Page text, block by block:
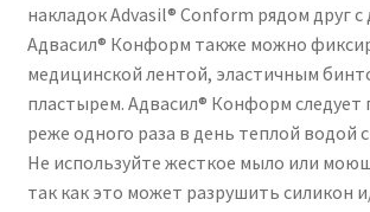
накладок Advasil® Conform рядом друг с
Адвасил® Конформ также можно
медицинской лентой, эластичным
пластырем. Адвасил® Конформ
реже одного раза в день теплой водой
Не используйте жесткое мыло или
так как это может разрушить силикон